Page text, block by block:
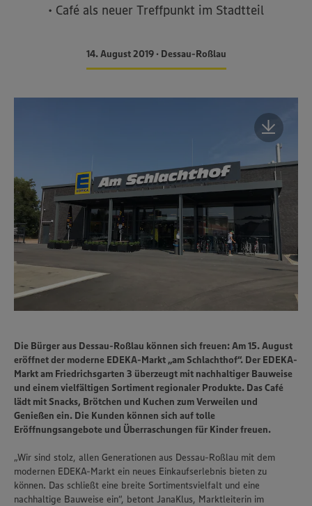
• Café als neuer Treffpunkt im Stadtteil
14. August 2019 • Dessau-Roßlau
Die Bürger aus Dessau-Roßlau können sich freuen: Am 15. August
eröffnet der moderne EDEKA-Markt „am Schlachthof“. Der EDEKA-
Markt am Friedrichsgarten 3 überzeugt mit nachhaltiger Bauweise
und einem vielfältigen Sortiment regionaler Produkte. Das Café
lädt mit Snacks, Brötchen und Kuchen zum Verweilen und
Genießen ein. Die Kunden können sich auf tolle
Eröffnungsangebote und Überraschungen für Kinder freuen.
„Wir sind stolz, allen Generationen aus Dessau-Roßlau mit dem
modernen EDEKA-Markt ein neues Einkaufserlebnis bieten zu
können. Das schließt eine breite Sortimentsvielfalt und eine
nachhaltige Bauweise ein“, betont JanaKlus, Marktleiterin im